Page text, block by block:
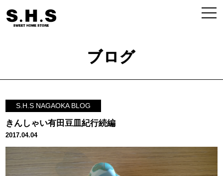
ブログ
S.H.S NAGAOKA BLOG
きんしゃい有田豆皿紀行続編
2017.04.04